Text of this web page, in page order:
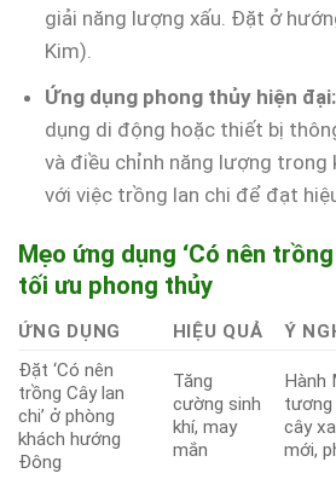
giải năng lượng xấu. Đặt ở
Kim).
Ứng dụng phong thủy hiện đại:
dụng di động hoặc thiết bị
và điều chỉnh năng lượng trong
với việc trồng lan chi để đạt
Mẹo ứng dụng ‘Có nên
tối ưu phong thủy
ỨNG DỤNG HIỆU QUẢ
Ý
Đặt ‘Có nên
trồng Cây lan
chi’ ở phòng
khách hướng
Đông
Tăng
cường sinh
khí, may
mắn
Hành
tương
cây
mới,